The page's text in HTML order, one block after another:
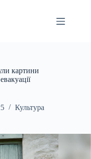
картини
Культура